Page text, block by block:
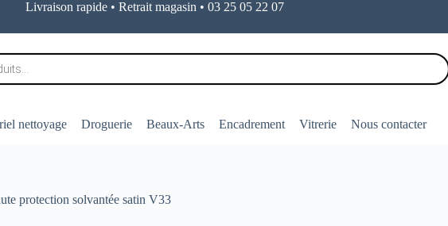
Livraison rapide • Retrait magasin • 03 25 05 22 07
nettoyage Droguerie Beaux-Arts Encadrement Vitrerie Nous contacter
protection solvantée satin V33